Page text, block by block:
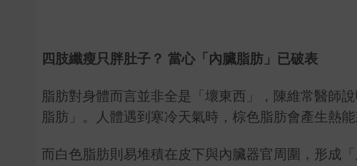
四肢纖瘦只胖肚子？ 當心「內臟脂肪」已破表
脂肪對身體而言並非全是「壞東西」，陳維常醫師
脂肪」。人體遇到寒冷天氣時，棕色脂肪會產生熱能
而白色脂肪則易堆積在皮下與內臟器官周圍，形成